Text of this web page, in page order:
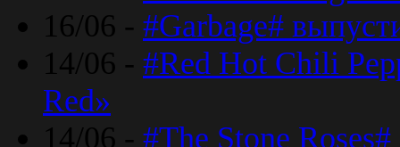
16/06 - #Garbage#
14/06 - #Red Hot Chili
Red»
14/06 - #The Stone